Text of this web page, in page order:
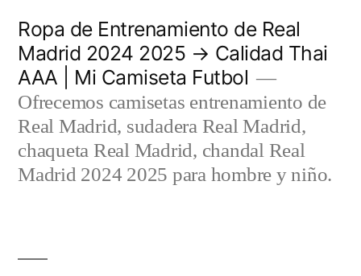
contenido
Ropa de Entrenamiento de Real
Madrid 2024 2025 → Calidad Thai
AAA | Mi Camiseta Futbol
Ofrecemos camisetas entrenamiento de
Real Madrid, sudadera Real Madrid,
chaqueta Real Madrid, chandal Real
Madrid 2024 2025 para hombre y niño.